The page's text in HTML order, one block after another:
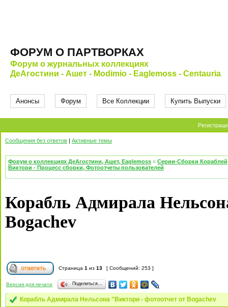
ФОРУМ О ПАРТВОРКАХ
Форум о журнальных коллекциях
ДеАгостини - Ашет - Modimio - Eaglemoss - Centauria
Анонсы Форум Все Коллекции Купить Выпуски
Сообщения без ответов | Активные темы
Форум о коллекциях ДеАгостини, Ашет, Eaglemoss » Серии-Сборки Кораблей
Виктори - Процесс сборки, Фотоотчеты пользователей
Корабль Адмирала
Bogachev
Страница 1 из 13 [ Сообщений: 253 ]
Версия для печати Поделиться…
Корабль Адмирала Нельсона "Виктори - фотоотчет от Bogachev